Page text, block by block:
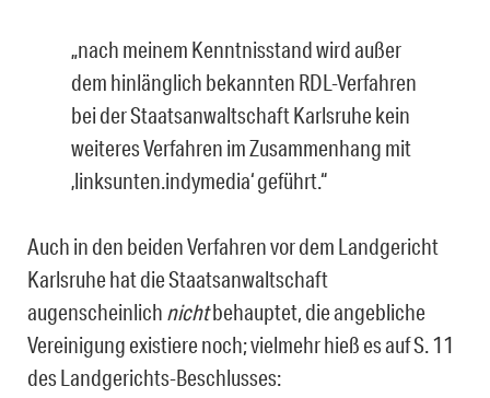
„nach meinem Kenntnisstand wird außer
dem hinlänglich bekannten RDL-Verfahren
bei der Staatsanwaltschaft Karlsruhe kein
weiteres Verfahren im Zusammenhang mit
‚linksunten.indymedia‘ geführt.“
Auch in den beiden Verfahren vor dem Landgericht
Karlsruhe hat die Staatsanwaltschaft
augenscheinlich nichtbehauptet, die angebliche
Vereinigung existiere noch; vielmehr hieß es auf S. 11
des Landgerichts-Beschlusses: